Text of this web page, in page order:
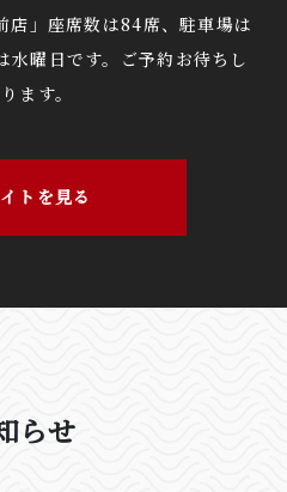
」座席数は84席、駐車場は
水曜日です。ご予約お待ちし
ます。
トを見る
らせ